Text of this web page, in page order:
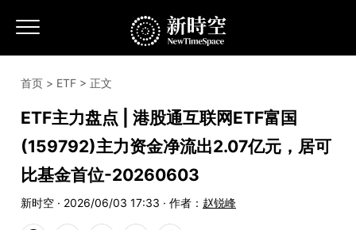
首页 > ETF > 正文
ETF主力盘点 | 港股通互联网ETF富国
(159792)主力资金净流出2.07亿元，居可
比基金首位-20260603
新时空 · 2026/06/03 17:33 · 作者： 赵锐峰